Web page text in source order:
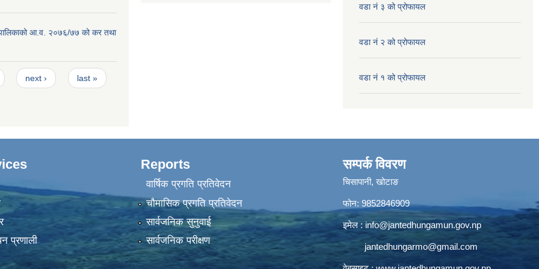
आ.व. २०७६/७७ को कर तथा
next › last »
वडा नं ३ को प्रोफायल
वडा नं २ को प्रोफायल
वडा नं १ को प्रोफायल
प्रणाली
Reports
वार्षिक प्रगति प्रतिवेदन
चौमासिक प्रगति प्रतिवेदन
सार्वजनिक सुनुवाई
सार्वजनिक परीक्षण
सम्पर्क विवरण
चिसापानी, खोटाङ
फोन: 9852846909
इमेल : info@jantedhungamun.gov.np
jantedhungarmo@gmail.com